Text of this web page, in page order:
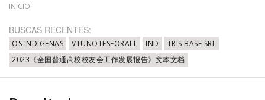
Data do Documento
Até
INÍCIO
BUSCAS RECENTES:
OS INDIGENAS VTUNOTESFORALL IND
TRIS BASE SRL
2023《全国普通高校校友会工作发展报告》文本文档